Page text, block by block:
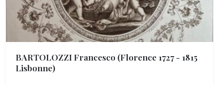
BARTOLOZZI Francesco (Florence 1727 - 1815
Lisbonne)